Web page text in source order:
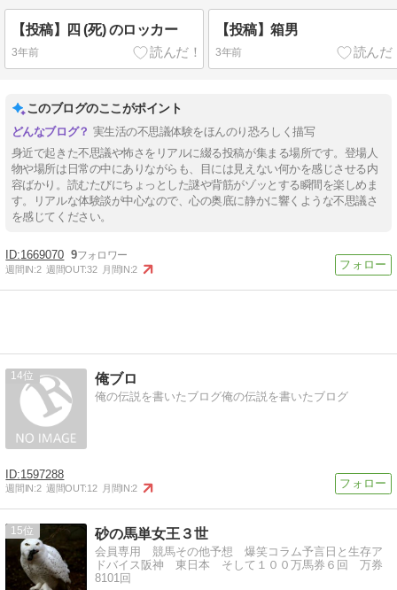
【投稿】四 (死) のロッカー
3年前
【投稿】箱男
3年前
このブログのここがポイント
実生活の不思議体験をほんのり恐ろしく描写
身近で起きた不思議や怖さをリアルに綴る投稿が集まる場所です。登場人
物や場所は日常の中にありながらも、目には見えない何かを感じさせる内
容ばかり。読むたびにちょっとした謎や背筋がゾッとする瞬間を楽しめま
す。リアルな体験談が中心なので、心の奥底に静かに響くような不思議さ
を感じてください。
1669070 9
週間IN:2 週間OUT:32 月間IN:2
14 俺ブロ
俺の伝説を書いたブログ俺の伝説を書いたブログ
1597288
週間IN:2 週間OUT:12 月間IN:2
15 砂の馬単女王３世
会員専用 競馬その他予想 爆笑コラム予言日と生存ア
ドバイス阪神 東日本 そして１００万馬券６回 万券
8101回